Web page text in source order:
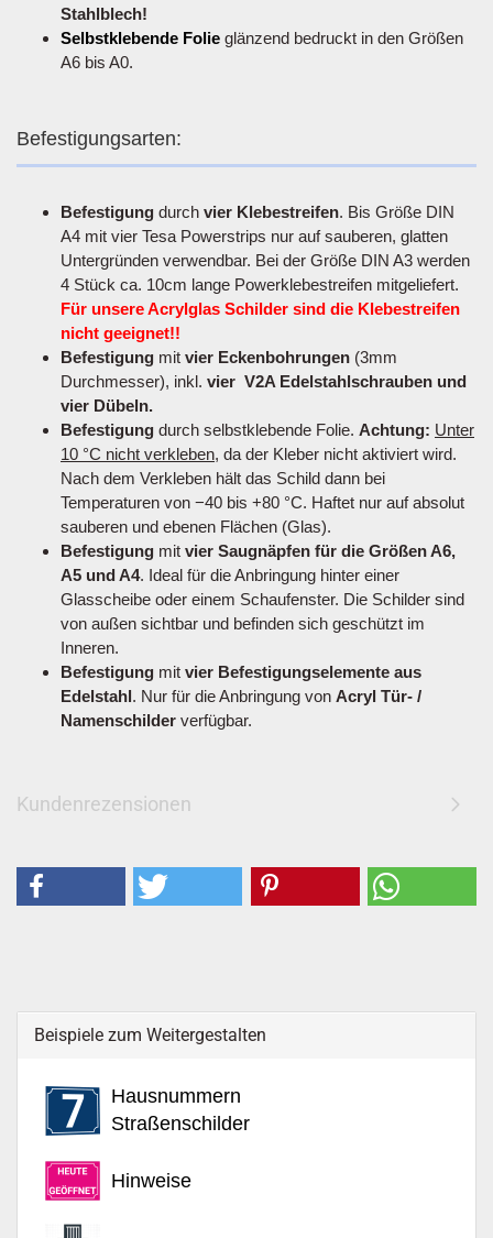
Stahlblech!
Selbstklebende Folie glänzend bedruckt in den Größen
A6 bis A0.
Befestigungsarten:
Befestigung durch vier Klebestreifen. Bis Größe DIN
A4 mit vier Tesa Powerstrips nur auf sauberen, glatten
Untergründen verwendbar. Bei der Größe DIN A3 werden
4 Stück ca. 10cm lange Powerklebestreifen mitgeliefert.
Für unsere Acrylglas Schilder sind die Klebestreifen
nicht geeignet!!
Befestigung mit vier Eckenbohrungen (3mm
Durchmesser), inkl. vier V2A Edelstahlschrauben und
vier Dübeln.
Befestigung durch selbstklebende Folie. Achtung: Unter
10 °C nicht verkleben, da der Kleber nicht aktiviert wird.
Nach dem Verkleben hält das Schild dann bei
Temperaturen von −40 bis +80 °C. Haftet nur auf absolut
sauberen und ebenen Flächen (Glas).
Befestigung mit vier Saugnäpfen für die Größen A6,
A5 und A4. Ideal für die Anbringung hinter einer
Glasscheibe oder einem Schaufenster. Die Schilder sind
von außen sichtbar und befinden sich geschützt im
Inneren.
Befestigung mit vier Befestigungselemente aus
Edelstahl. Nur für die Anbringung von Acryl Tür- /
Namenschilder verfügbar.
Kundenrezensionen
Beispiele zum Weitergestalten
Hausnummern
Straßenschilder
Hinweise